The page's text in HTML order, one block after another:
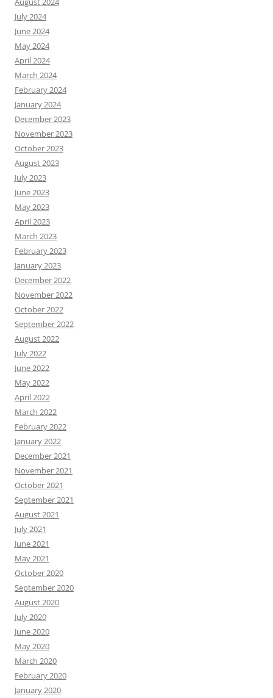
July 2024
June 2024
May 2024
April 2024
March 2024
February 2024
January 2024
December 2023
November 2023
October 2023
August 2023
July 2023
June 2023
May 2023
April 2023
March 2023
February 2023
January 2023
December 2022
November 2022
October 2022
September 2022
August 2022
July 2022
June 2022
May 2022
April 2022
March 2022
February 2022
January 2022
December 2021
November 2021
October 2021
September 2021
August 2021
July 2021
June 2021
May 2021
October 2020
September 2020
August 2020
July 2020
June 2020
May 2020
March 2020
February 2020
January 2020